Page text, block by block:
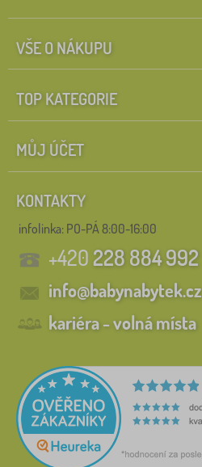
VŠE O NÁKUPU
TOP KATEGORIE
MŮJ ÚČET
KONTAKTY
infolinka: PO-PÁ 8:00-16:00
+420228 884 992
info@babynabytek.cz
kariéra - volná místa